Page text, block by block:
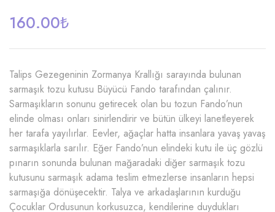
160.00₺
Talips Gezegeninin Zormanya Krallığı sarayında bulunan
sarmaşık tozu kutusu Büyücü Fando tarafından çalınır.
Sarmaşıkların sonunu getirecek olan bu tozun Fando’nun
elinde olması onları sinirlendirir ve bütün ülkeyi lanetleyerek
her tarafa yayılırlar. Eevler, ağaçlar hatta insanlara yavaş yavaş
sarmaşıklarla sarılır. Eğer Fando’nun elindeki kutu ile üç gözlü
pınarın sonunda bulunan mağaradaki diğer sarmaşık tozu
kutusunu sarmaşık adama teslim etmezlerse insanların hepsi
sarmaşığa dönüşecektir. Talya ve arkadaşlarının kurduğu
Çocuklar Ordusunun korkusuzca, kendilerine duydukları